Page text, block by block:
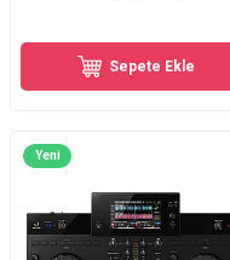
Sepete Ekle
Yeni